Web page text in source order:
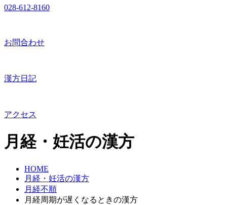
028-612-8160
お問合わせ
漢方日記
アクセス
月経・妊活の漢方
HOME
月経・妊活の漢方
月経不順
月経周期が遅くなるときの漢方